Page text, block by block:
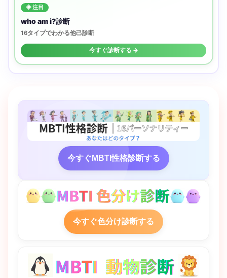
◈ 注目
who am i?診断
16タイプでわかる他己診断
今すぐ診断する →
今すぐMBTI性格診断する
今すぐ色分け診断する